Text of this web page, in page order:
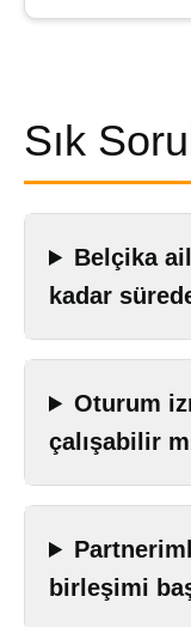
Sık
Belçika
kadar
Oturum
çalışabilir
birleşimi